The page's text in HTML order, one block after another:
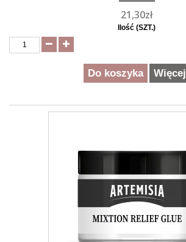
21,30zł
Ilość (SZT.)
Do koszyka Więcej